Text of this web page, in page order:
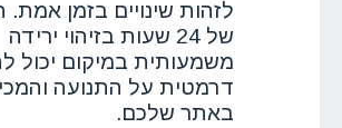
לזהות שינויים בזמן
של 24 שעות בזיהוי ירידה
משמעותית במיקום יכול
דרמטית על התנועה
באתר שלכם.